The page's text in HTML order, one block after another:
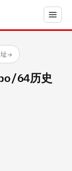
→
64历史